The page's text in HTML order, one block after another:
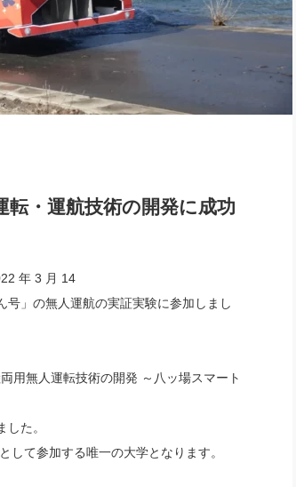
転・運航技術の開発に成功
年 3 月 14
号」の無人運航の実証実験に参加しまし
用無人運転技術の開発 ～八ッ場スマート
た。
て参加する唯一の大学となります。